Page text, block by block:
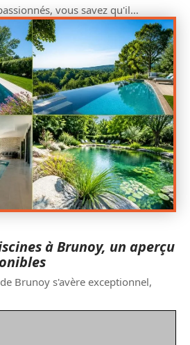
vous savez qu'il…
à Brunoy, un aperçu
Brunoy s'avère exceptionnel,